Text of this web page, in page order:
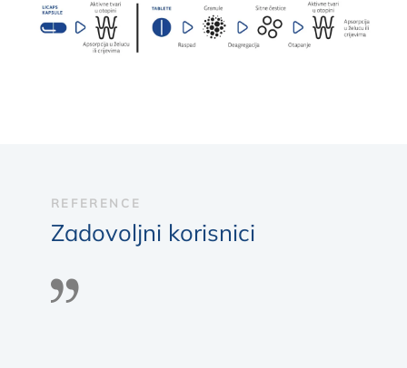
REFERENCE
Zadovoljni korisnici